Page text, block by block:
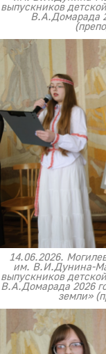
выпускников
В.А.Домарада
14.06.2026.
им. В.И.Дунина-
выпускников
В.А.Домарада 2026
земли»